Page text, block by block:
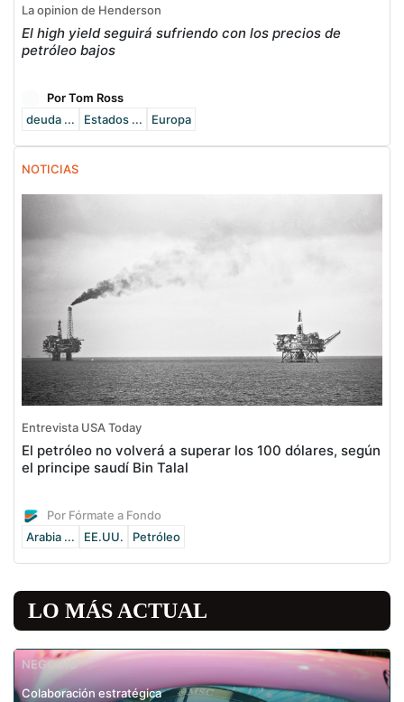
La opinion de Henderson
El high yield seguirá sufriendo con los precios de
petróleo bajos
Por Tom Ross
deuda ...
Estados ... Europa
NOTICIAS
Entrevista USA Today
El petróleo no volverá a superar los 100 dólares, según
el principe saudí Bin Talal
Por Fórmate a Fondo
Arabia ...
EE.UU. Petróleo
LO MÁS ACTUAL
NEGOCIO
Colaboración estratégica